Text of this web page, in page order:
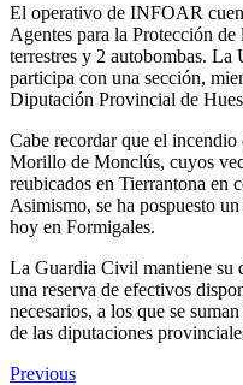
El operativo de INFOAR
Agentes para la Protección
terrestres y 2 autobombas.
participa con una sección,
Diputación Provincial de
Cabe recordar que el
Morillo de Monclús, cuyos
reubicados en Tierrantona en
Asimismo, se ha pospuesto
hoy en Formigales.
La Guardia Civil mantiene su
una reserva de efectivos
necesarios, a los que se
de las diputaciones
Previous